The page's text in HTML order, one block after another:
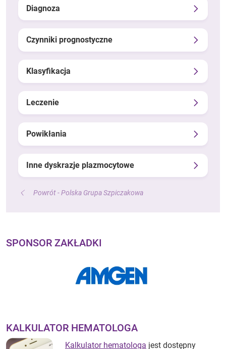
Diagnoza
Czynniki prognostyczne
Klasyfikacja
Leczenie
Powikłania
Inne dyskrazje plazmocytowe
Powrót - Polska Grupa Szpiczakowa
SPONSOR ZAKŁADKI
KALKULATOR HEMATOLOGA
Kalkulator hematologa jest dostępny